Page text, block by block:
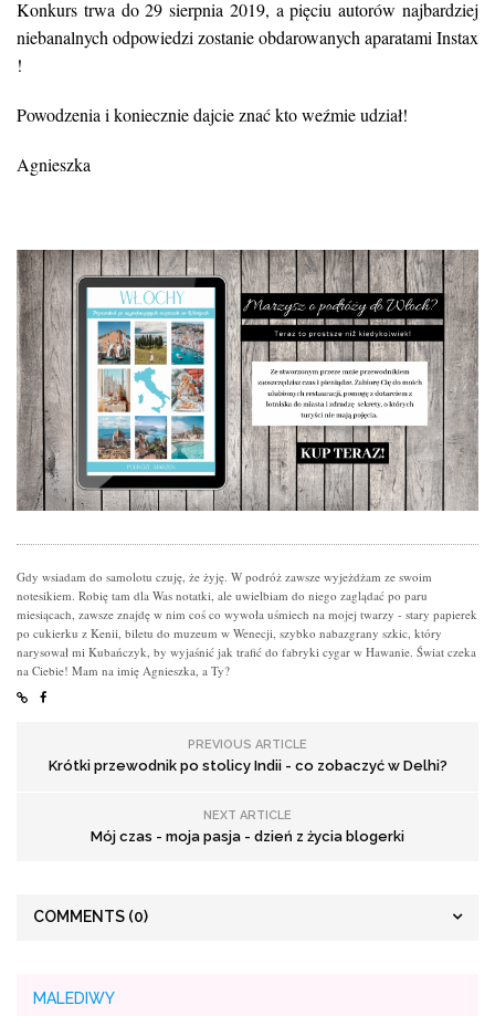
Konkurs trwa do 29 sierpnia 2019, a pięciu autorów najbardziej
niebanalnych odpowiedzi zostanie obdarowanych aparatami Instax
!
Powodzenia i koniecznie dajcie znać kto weźmie udział!
Agnieszka
Gdy wsiadam do samolotu czuję, że żyję. W podróż zawsze wyjeżdżam ze swoim
notesikiem. Robię tam dla Was notatki, ale uwielbiam do niego zaglądać po paru
miesiącach, zawsze znajdę w nim coś co wywoła uśmiech na mojej twarzy - stary papierek
po cukierku z Kenii, biletu do muzeum w Wenecji, szybko nabazgrany szkic, który
narysował mi Kubańczyk, by wyjaśnić jak trafić do fabryki cygar w Hawanie. Świat czeka
na Ciebie! Mam na imię Agnieszka, a Ty?
PREVIOUS ARTICLE
Krótki przewodnik po stolicy Indii - co zobaczyć w Delhi?
NEXT ARTICLE
Mój czas - moja pasja - dzień z życia blogerki
COMMENTS (0)
MALEDIWY